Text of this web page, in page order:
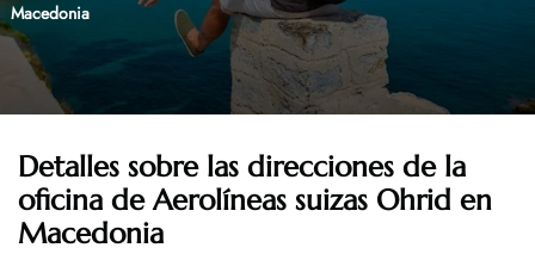
Macedonia
Detalles sobre las direcciones de la
oficina de Aerolíneas suizas Ohrid en
Macedonia